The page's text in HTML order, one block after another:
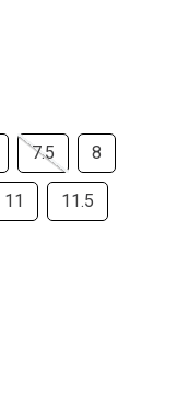
7.5 8
11 11.5